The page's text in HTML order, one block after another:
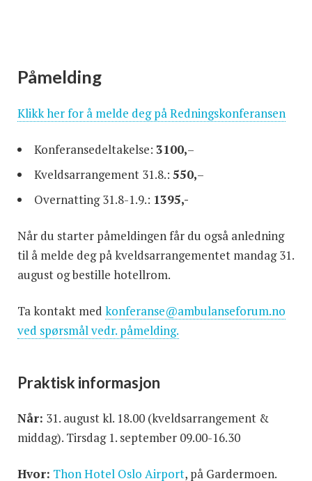
Påmelding
Klikk her for å melde deg på Redningskonferansen
Konferansedeltakelse: 3100,–
Kveldsarrangement 31.8.: 550,–
Overnatting 31.8-1.9.: 1395,-
Når du starter påmeldingen får du også anledning
til å melde deg på kveldsarrangementet mandag 31.
august og bestille hotellrom.
Ta kontakt med konferanse@ambulanseforum.no
ved spørsmål vedr. påmelding.
Praktisk informasjon
Når: 31. august kl. 18.00 (kveldsarrangement &
middag). Tirsdag 1. september 09.00-16.30
Hvor: Thon Hotel Oslo Airport, på Gardermoen.